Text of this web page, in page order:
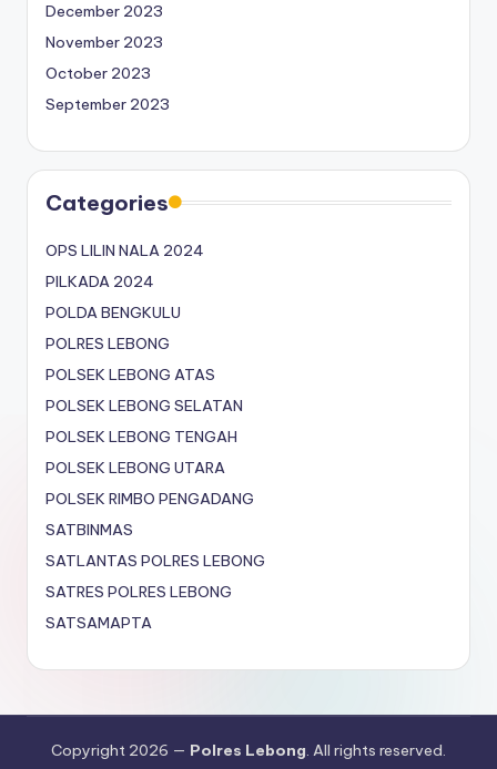
December 2023
November 2023
October 2023
September 2023
Categories
OPS LILIN NALA 2024
PILKADA 2024
POLDA BENGKULU
POLRES LEBONG
POLSEK LEBONG ATAS
POLSEK LEBONG SELATAN
POLSEK LEBONG TENGAH
POLSEK LEBONG UTARA
POLSEK RIMBO PENGADANG
SATBINMAS
SATLANTAS POLRES LEBONG
SATRES POLRES LEBONG
SATSAMAPTA
Copyright 2026 — Polres Lebong. All rights reserved.